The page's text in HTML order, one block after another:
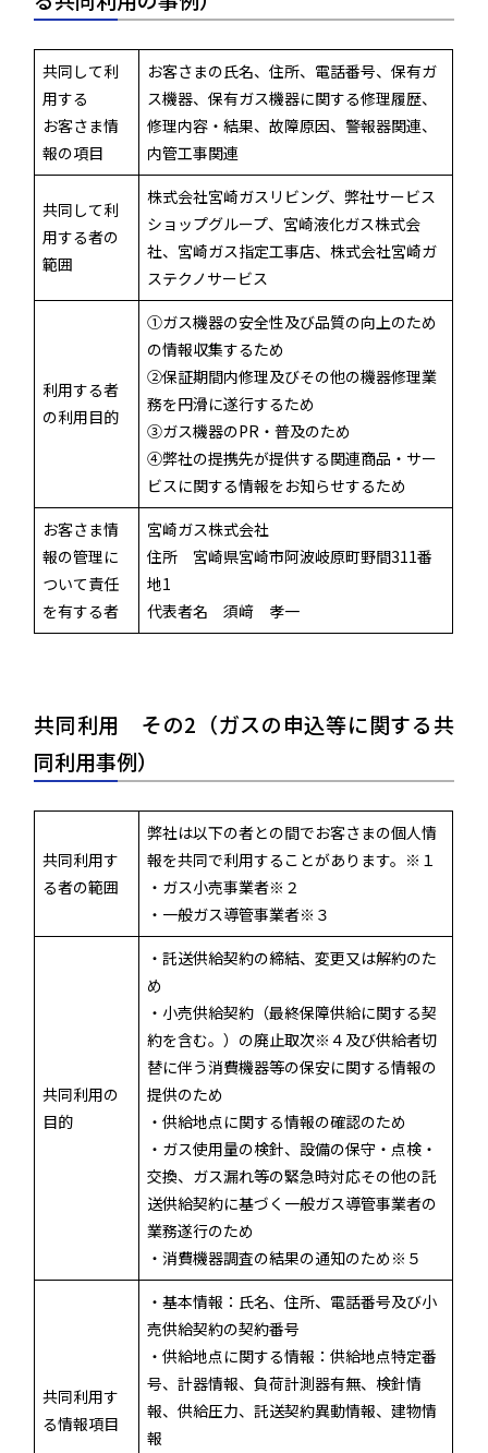
共同して利
用する
お客さま情
報の項目
お客さまの氏名、住所、電話番号、保有ガ
ス機器、保有ガス機器に関する修理履歴、
修理内容・結果、故障原因、警報器関連、
内管工事関連
共同して利
用する者の
範囲
株式会社宮崎ガスリビング、弊社サービス
ショップグループ、宮崎液化ガス株式会
社、宮崎ガス指定工事店、株式会社宮崎ガ
ステクノサービス
利用する者
の利用目的
①ガス機器の安全性及び品質の向上のため
の情報収集するため
②保証期間内修理及びその他の機器修理業
務を円滑に遂行するため
③ガス機器のPR・普及のため
④弊社の提携先が提供する関連商品・サー
ビスに関する情報をお知らせするため
お客さま情
報の管理に
ついて責任
を有する者
宮崎ガス株式会社
住所 宮崎県宮崎市阿波岐原町野間311番
地1
代表者名 須﨑 孝一
共同利用 その2（ガスの申込等に関する共
同利用事例）
共同利用す
る者の範囲
弊社は以下の者との間でお客さまの個人情
報を共同で利用することがあります。※１
・ガス小売事業者※２
・一般ガス導管事業者※３
共同利用の
目的
・託送供給契約の締結、変更又は解約のた
め
・小売供給契約（最終保障供給に関する契
約を含む。）の廃止取次※４及び供給者切
替に伴う消費機器等の保安に関する情報の
提供のため
・供給地点に関する情報の確認のため
・ガス使用量の検針、設備の保守・点検・
交換、ガス漏れ等の緊急時対応その他の託
送供給契約に基づく一般ガス導管事業者の
業務遂行のため
・消費機器調査の結果の通知のため※５
共同利用す
る情報項目
・基本情報：氏名、住所、電話番号及び小
売供給契約の契約番号
・供給地点に関する情報：供給地点特定番
号、計器情報、負荷計測器有無、検針情
報、供給圧力、託送契約異動情報、建物情
報